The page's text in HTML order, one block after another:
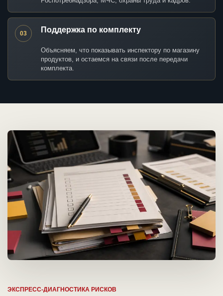
03 Поддержка по комплекту
Объясняем, что показывать инспектору по магазину
продуктов, и остаемся на связи после передачи
комплекта.
ЭКСПРЕСС-ДИАГНОСТИКА РИСКОВ